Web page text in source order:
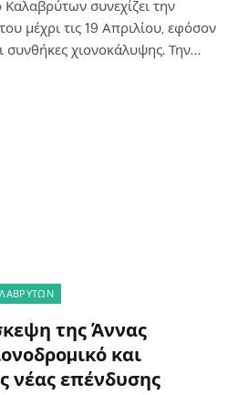
συνεχίζει την
μέχρι τις 19 Απριλίου, εφόσον
συνθήκες χιονοκάλυψης. Την…
της Άννας
και
νέας επένδυσης